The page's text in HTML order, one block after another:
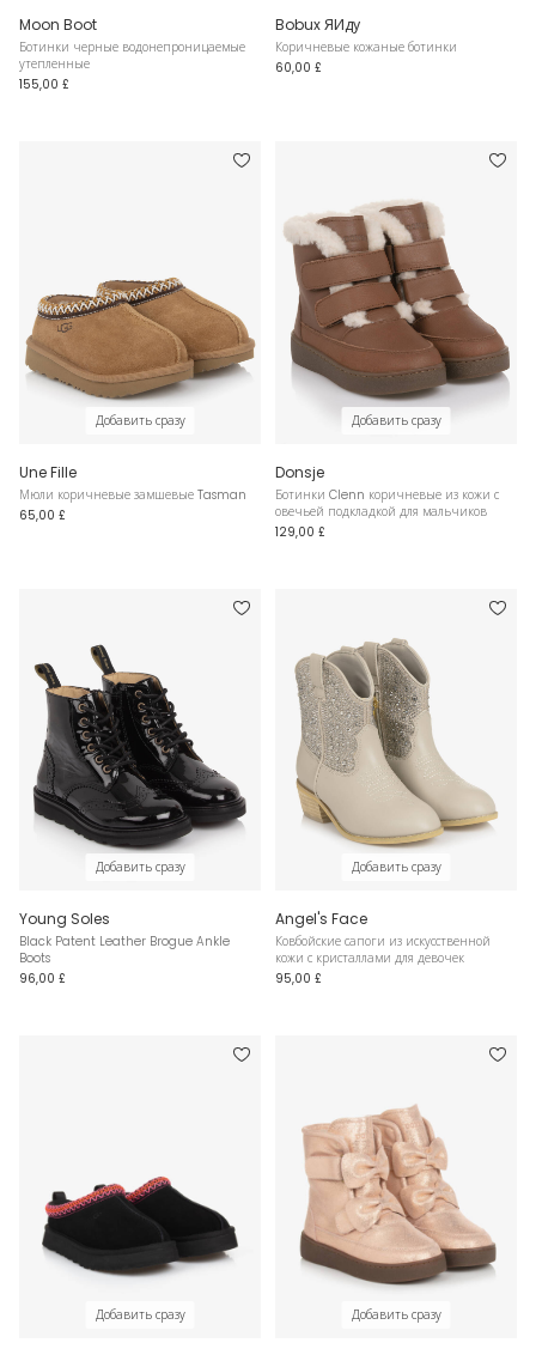
Moon Boot
Ботинки черные водонепроницаемые
утепленные
155,00 £
Bobux ЯИду
Коричневые кожаные ботинки
60,00 £
Добавить сразу
Une Fille
Мюли коричневые замшевые Tasman
65,00 £
Добавить сразу
Donsje
Ботинки Clenn коричневые из кожи с
овечьей подкладкой для мальчиков
129,00 £
Добавить сразу
Young Soles
Black Patent Leather Brogue Ankle
Boots
96,00 £
Добавить сразу
Angel's Face
Ковбойские сапоги из искусственной
кожи с кристаллами для девочек
95,00 £
Добавить сразу Добавить сразу